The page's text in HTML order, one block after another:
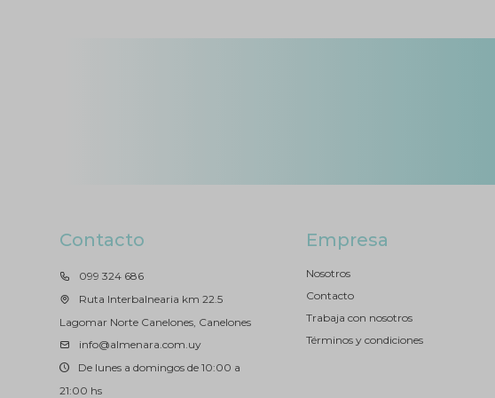
Contacto
099 324 686
Ruta Interbalnearia km 22.5
Lagomar Norte Canelones, Canelones
info@almenara.com.uy
De lunes a domingos de 10:00 a
21:00 hs
Empresa
Nosotros
Contacto
Trabaja con nosotros
Términos y condiciones